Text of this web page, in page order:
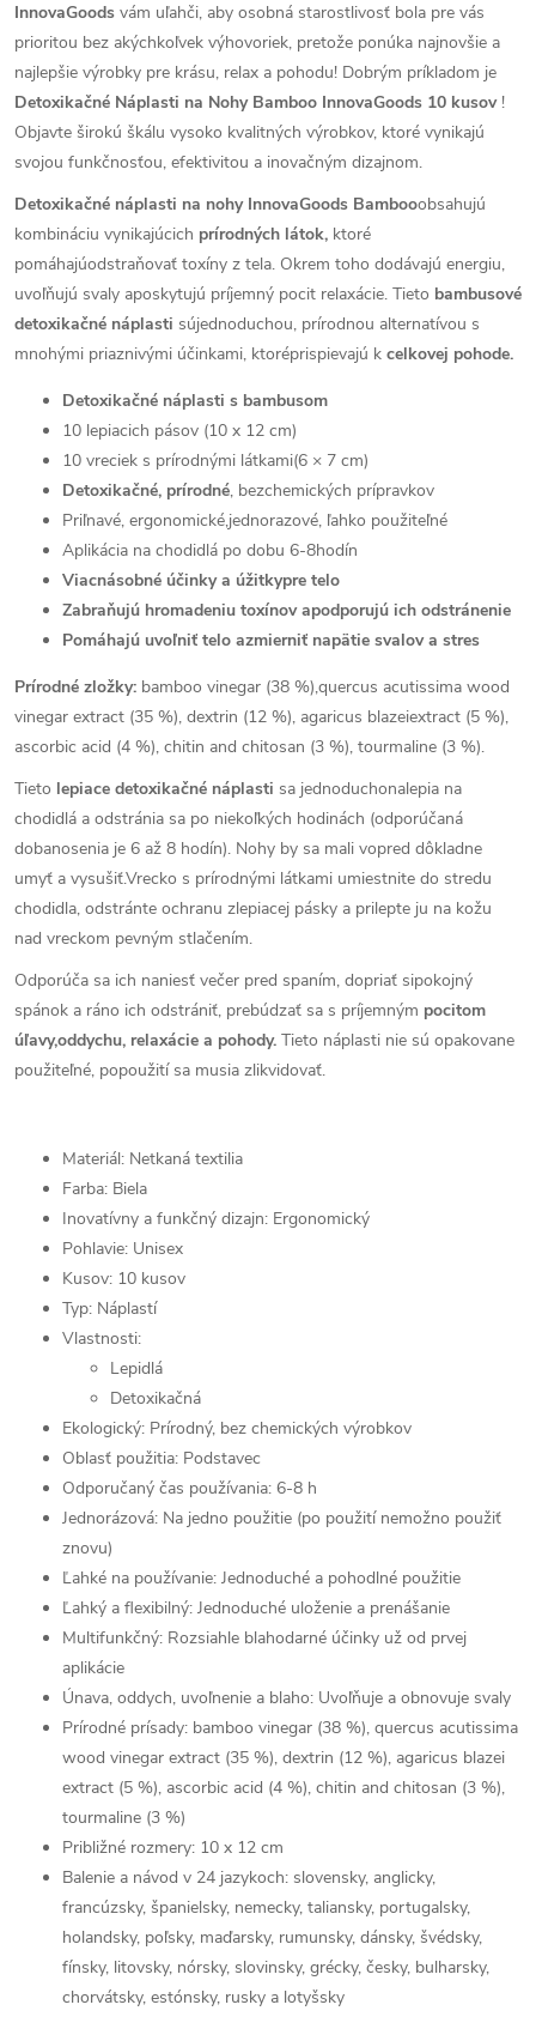
InnovaGoods vám uľahči, aby osobná starostlivosť bola pre vás
prioritou bez akýchkoľvek výhovoriek, pretože ponúka najnovšie a
najlepšie výrobky pre krásu, relax a pohodu! Dobrým príkladom je
Detoxikačné Náplasti na Nohy Bamboo InnovaGoods 10 kusov !
Objavte širokú škálu vysoko kvalitných výrobkov, ktoré vynikajú
svojou funkčnosťou, efektivitou a inovačným dizajnom.
Detoxikačné náplasti na nohy InnovaGoods Bambooobsahujú
kombináciu vynikajúcich prírodných látok, ktoré
pomáhajúodstraňovať toxíny z tela. Okrem toho dodávajú energiu,
uvoľňujú svaly aposkytujú príjemný pocit relaxácie. Tieto bambusové
detoxikačné náplasti sújednoduchou, prírodnou alternatívou s
mnohými priaznivými účinkami, ktoréprispievajú k celkovej pohode.
Detoxikačné náplasti s bambusom
10 lepiacich pásov (10 x 12 cm)
10 vreciek s prírodnými látkami(6 × 7 cm)
Detoxikačné, prírodné, bezchemických prípravkov
Priľnavé, ergonomické,jednorazové, ľahko použiteľné
Aplikácia na chodidlá po dobu 6-8hodín
Viacnásobné účinky a úžitkypre telo
Zabraňujú hromadeniu toxínov apodporujú ich odstránenie
Pomáhajú uvoľniť telo azmierniť napätie svalov a stres
Prírodné zložky: bamboo vinegar (38 %),quercus acutissima wood
vinegar extract (35 %), dextrin (12 %), agaricus blazeiextract (5 %),
ascorbic acid (4 %), chitin and chitosan (3 %), tourmaline (3 %).
Tieto lepiace detoxikačné náplasti sa jednoduchonalepia na
chodidlá a odstránia sa po niekoľkých hodinách (odporúčaná
dobanosenia je 6 až 8 hodín). Nohy by sa mali vopred dôkladne
umyť a vysušiť.Vrecko s prírodnými látkami umiestnite do stredu
chodidla, odstránte ochranu zlepiacej pásky a prilepte ju na kožu
nad vreckom pevným stlačením.
Odporúča sa ich naniesť večer pred spaním, dopriať sipokojný
spánok a ráno ich odstrániť, prebúdzať sa s príjemným pocitom
úľavy,oddychu, relaxácie a pohody. Tieto náplasti nie sú opakovane
použiteľné, popoužití sa musia zlikvidovať.
Materiál: Netkaná textilia
Farba: Biela
Inovatívny a funkčný dizajn: Ergonomický
Pohlavie: Unisex
Kusov: 10 kusov
Typ: Náplastí
Vlastnosti:
Lepidlá
Detoxikačná
Ekologický: Prírodný, bez chemických výrobkov
Oblasť použitia: Podstavec
Odporučaný čas používania: 6-8 h
Jednorázová: Na jedno použitie (po použití nemožno použiť
znovu)
Ľahké na používanie: Jednoduché a pohodlné použitie
Ľahký a flexibilný: Jednoduché uloženie a prenášanie
Multifunkčný: Rozsiahle blahodarné účinky už od prvej
aplikácie
Únava, oddych, uvoľnenie a blaho: Uvoľňuje a obnovuje svaly
Prírodné prísady: bamboo vinegar (38 %), quercus acutissima
wood vinegar extract (35 %), dextrin (12 %), agaricus blazei
extract (5 %), ascorbic acid (4 %), chitin and chitosan (3 %),
tourmaline (3 %)
Približné rozmery: 10 x 12 cm
Balenie a návod v 24 jazykoch: slovensky, anglicky,
francúzsky, španielsky, nemecky, taliansky, portugalsky,
holandsky, poľsky, maďarsky, rumunsky, dánsky, švédsky,
fínsky, litovsky, nórsky, slovinsky, grécky, česky, bulharsky,
chorvátsky, estónsky, rusky a lotyšsky